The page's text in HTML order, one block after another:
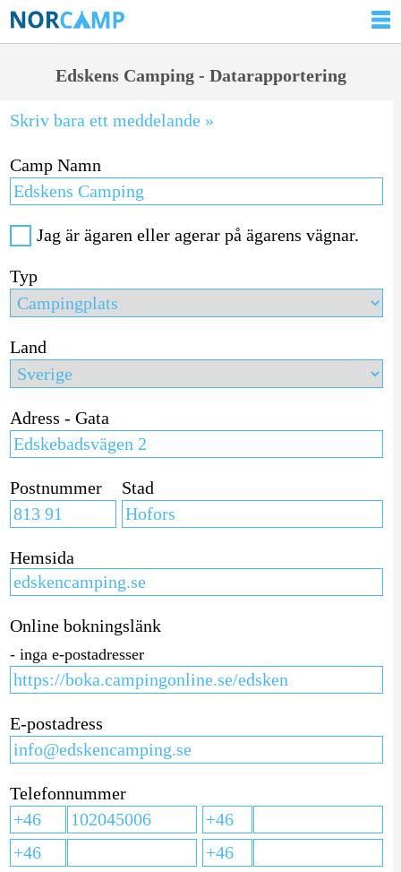
Edskens Camping - Datarapportering
Skriv bara ett meddelande »
Camp Namn
Jag är ägaren eller agerar på ägarens vägnar.
Typ
Land
Adress - Gata
Postnummer Stad
Hemsida
Online bokningslänk
- inga e-postadresser
E-postadress
Telefonnummer